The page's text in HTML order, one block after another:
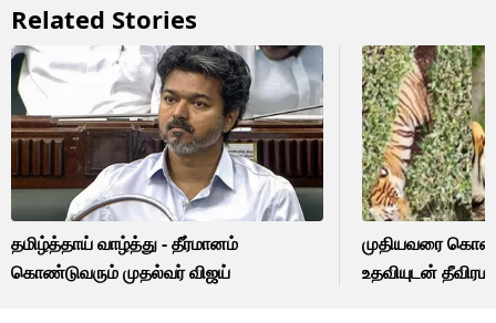
Related Stories
தமிழ்த்தாய் வாழ்த்து - தீர்மானம்
கொண்டுவரும் முதல்வர் விஜய்
முதியவரை
உதவியுடன்